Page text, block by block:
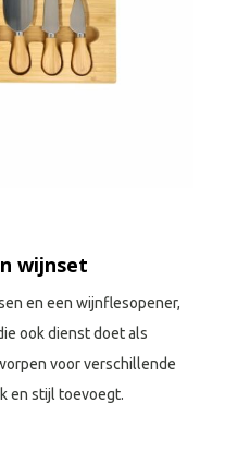
wijnset
en een wijnflesopener,
ook dienst doet als
voor verschillende
en stijl toevoegt.